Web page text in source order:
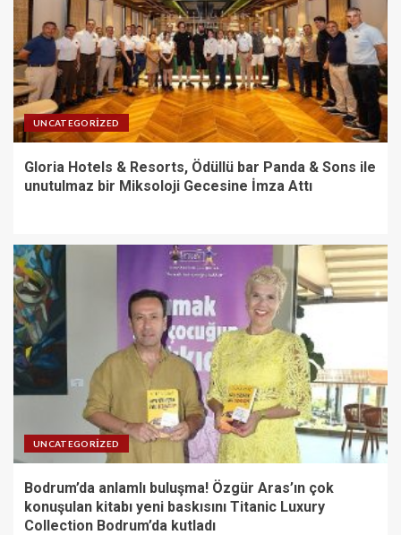
UNCATEGORIZED
Gloria Hotels & Resorts, Ödüllü bar Panda & Sons ile
unutulmaz bir Miksoloji Gecesine İmza Attı
UNCATEGORIZED
Bodrum’da anlamlı buluşma! Özgür Aras’ın çok
konuşulan kitabı yeni baskısını Titanic Luxury
Collection Bodrum’da kutladı